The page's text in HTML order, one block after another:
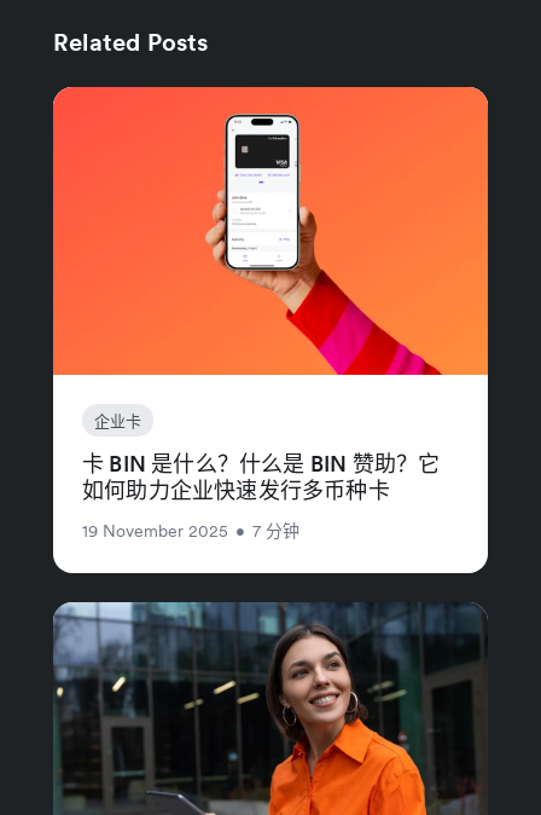
Related Posts
企业卡
卡 BIN 是什么？什么是 BIN 赞助？它
如何助力企业快速发行多币种卡
19 November 2025 • 7 分钟